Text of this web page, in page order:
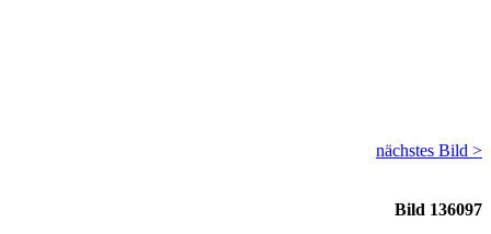
nächstes Bild >
Bild 136097